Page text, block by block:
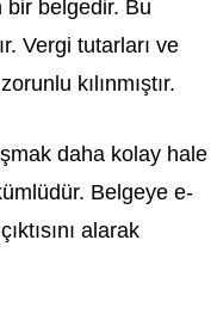
bir belgedir. Bu
Vergi tutarları ve
kılınmıştır.
daha kolay hale
Belgeye e-
alarak